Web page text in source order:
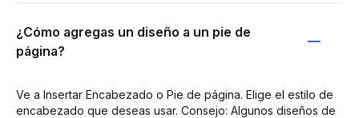
¿Cómo agregas un diseño a un pie de
página?
Ve a Insertar Encabezado o Pie de página. Elige el estilo de
encabezado que deseas usar. Consejo: Algunos diseños de